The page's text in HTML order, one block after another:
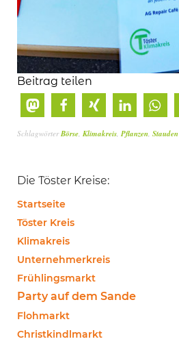
Beitrag teilen
SchlagwörterBörse Klimakreis Pflanzen Stauden
Die Töster Kreise:
Startseite
Töster Kreis
Klimakreis
Unternehmerkreis
Frühlingsmarkt
Party auf dem Sande
Flohmarkt
Christkindlmarkt